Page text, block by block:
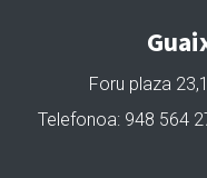
Foru plaza
Telefonoa: 948 564